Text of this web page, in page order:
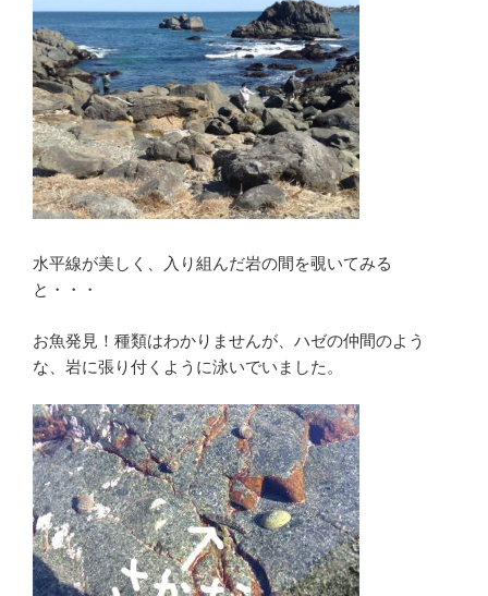
水平線が美しく、入り組んだ岩の間を覗いてみる
と・・・
お魚発見！種類はわかりませんが、ハゼの仲間のよう
な、岩に張り付くように泳いでいました。